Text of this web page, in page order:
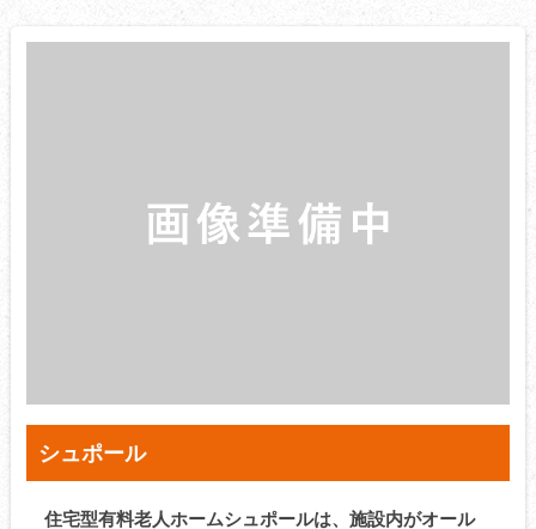
シュポール
住宅型有料老人ホームシュポールは、施設内がオール